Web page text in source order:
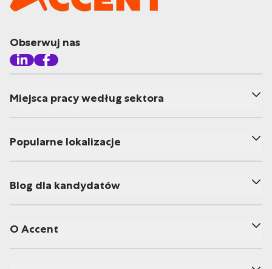
Obserwuj nas
Miejsca pracy według sektora
Popularne lokalizacje
Blog dla kandydatów
O Accent